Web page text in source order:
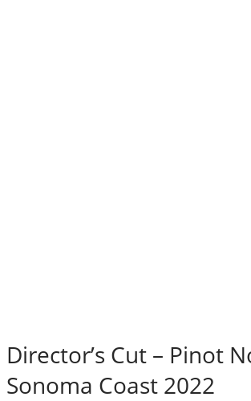
Director’s Cut – Pinot
Sonoma Coast 2022